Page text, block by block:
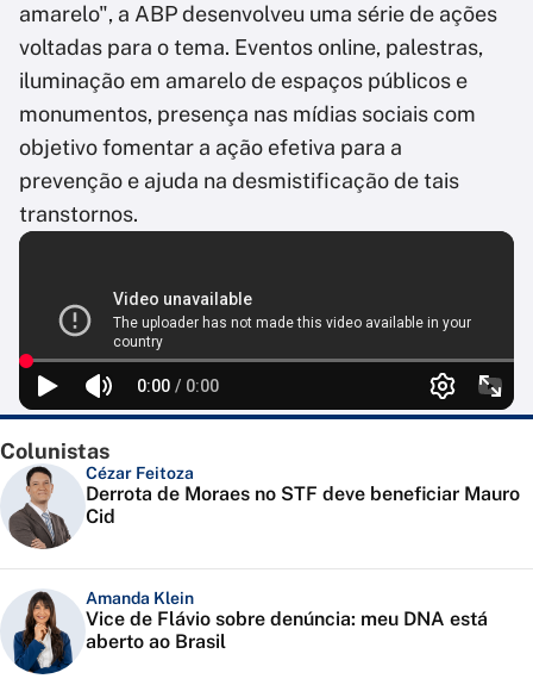
amarelo", a ABP desenvolveu uma série de ações
voltadas para o tema. Eventos online, palestras,
iluminação em amarelo de espaços públicos e
monumentos, presença nas mídias sociais com
objetivo fomentar a ação efetiva para a
prevenção e ajuda na desmistificação de tais
transtornos.
Colunistas
Cézar Feitoza
Derrota de Moraes no STF deve beneficiar Mauro
Cid
Amanda Klein
Vice de Flávio sobre denúncia: meu DNA está
aberto ao Brasil